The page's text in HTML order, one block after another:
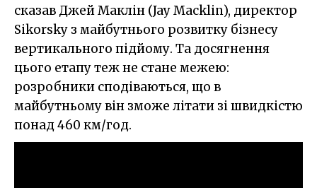
сказав Джей Маклін (Jay Macklin), директор
Sikorsky з майбутнього розвитку бізнесу
вертикального підйому. Та досягнення
цього етапу теж не стане межею:
розробники сподіваються, що в
майбутньому він зможе літати зі швидкістю
понад 460 км/год.